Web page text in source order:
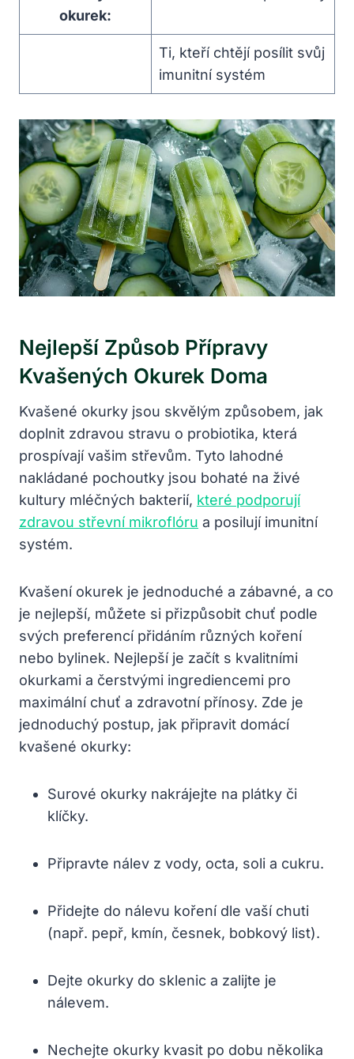
okurek:
Ti, kteří chtějí posílit svůj
imunitní systém
Nejlepší Způsob Přípravy
Kvašených Okurek Doma
Kvašené okurky jsou skvělým způsobem, jak
doplnit zdravou stravu o probiotika, která
prospívají vašim střevům. Tyto lahodné
nakládané pochoutky jsou bohaté na živé
kultury mléčných bakterií, které podporují
zdravou střevní mikroflóru a posilují imunitní
systém.
Kvašení okurek je jednoduché a zábavné, a co
je nejlepší, můžete si přizpůsobit chuť podle
svých preferencí přidáním různých koření
nebo bylinek. Nejlepší je začít s kvalitními
okurkami a čerstvými ingrediencemi pro
maximální chuť a zdravotní přínosy. Zde je
jednoduchý postup, jak připravit domácí
kvašené okurky:
Surové okurky nakrájejte na plátky či
klíčky.
Připravte nálev z vody, octa, soli a cukru.
Přidejte do nálevu koření dle vaší chuti
(např. pepř, kmín, česnek, bobkový list).
Dejte okurky do sklenic a zalijte je
nálevem.
Nechejte okurky kvasit po dobu několika